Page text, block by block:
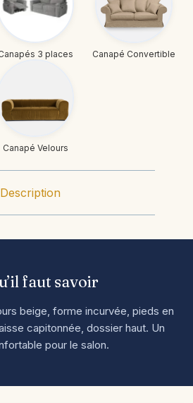
3 places Canapé Convertible
Canapé Velours
Description
faut savoir
beige, forme incurvée, pieds en
capitonnée, dossier haut. Un
pour le salon.